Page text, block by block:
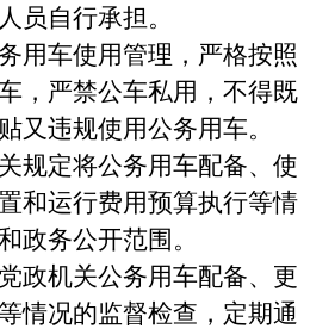
员自行承担。
车使用管理，严格按照
，严禁公车私用，不得既
又违规使用公务用车。
定将公务用车配备、使
和运行费用预算执行等情
政务公开范围。
机关公务用车配备、更
情况的监督检查，定期通